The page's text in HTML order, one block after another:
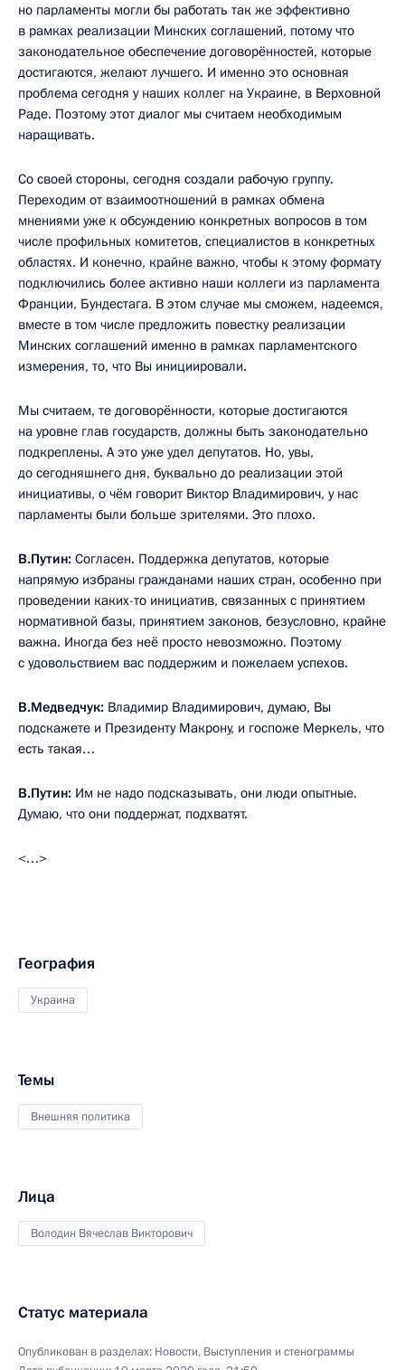
но парламенты могли бы работать так же эффективно
в рамках реализации Минских соглашений, потому что
законодательное обеспечение договорённостей, которые
достигаются, желают лучшего. И именно это основная
проблема сегодня у наших коллег на Украине, в Верховной
Раде. Поэтому этот диалог мы считаем необходимым
наращивать.
Со своей стороны, сегодня создали рабочую группу.
Переходим от взаимоотношений в рамках обмена
мнениями уже к обсуждению конкретных вопросов в том
числе профильных комитетов, специалистов в конкретных
областях. И конечно, крайне важно, чтобы к этому формату
подключились более активно наши коллеги из парламента
Франции, Бундестага. В этом случае мы сможем, надеемся,
вместе в том числе предложить повестку реализации
Минских соглашений именно в рамках парламентского
измерения, то, что Вы инициировали.
Мы считаем, те договорённости, которые достигаются
на уровне глав государств, должны быть законодательно
подкреплены. А это уже удел депутатов. Но, увы,
до сегодняшнего дня, буквально до реализации этой
инициативы, о чём говорит Виктор Владимирович, у нас
парламенты были больше зрителями. Это плохо.
В.Путин: Согласен. Поддержка депутатов, которые
напрямую избраны гражданами наших стран, особенно при
проведении каких-то инициатив, связанных с принятием
нормативной базы, принятием законов, безусловно, крайне
важна. Иногда без неё просто невозможно. Поэтому
с удовольствием вас поддержим и пожелаем успехов.
В.Медведчук: Владимир Владимирович, думаю, Вы
подскажете и Президенту Макрону, и госпоже Меркель, что
есть такая…
В.Путин: Им не надо подсказывать, они люди опытные.
Думаю, что они поддержат, подхватят.
<…>
География
Украина
Темы
Внешняя политика
Лица
Володин Вячеслав Викторович
Статус материала
Опубликован в разделах: Новости, Выступления и стенограммы